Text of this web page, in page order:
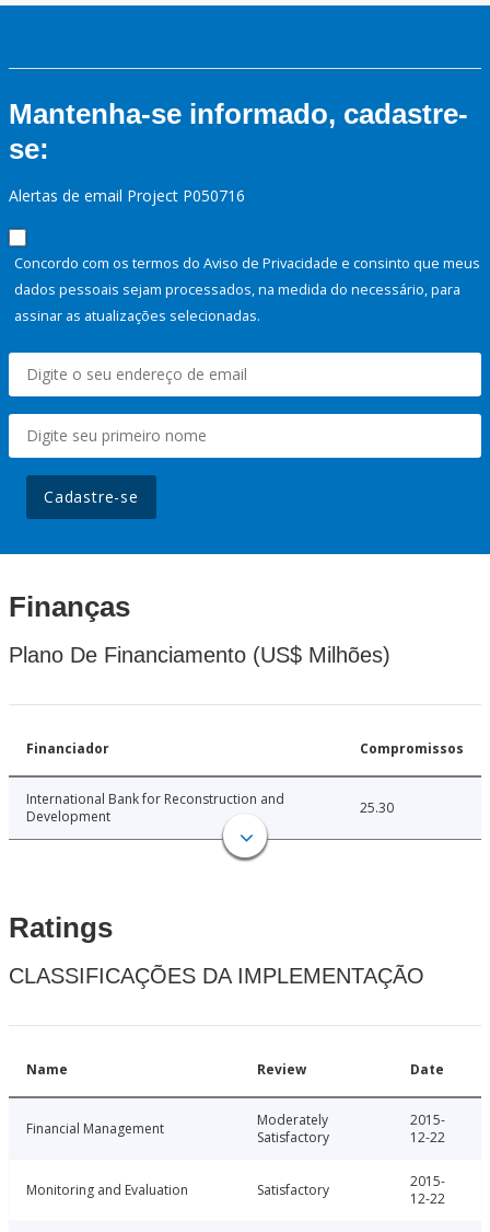
Mantenha-se informado, cadastre-
se:
Alertas de email Project P050716
Concordo com os termos do Aviso de Privacidade e consinto que meus
dados pessoais sejam processados, na medida do necessário, para
assinar as atualizações selecionadas.
Cadastre-se
Finanças
Plano De Financiamento (US$ Milhões)
Financiador Compromissos
International Bank for Reconstruction and
Development
25.30
Ratings
CLASSIFICAÇÕES DA IMPLEMENTAÇÃO
Name Review Date
Financial Management
Moderately
Satisfactory
2015-
12-22
Monitoring and Evaluation Satisfactory
2015-
12-22